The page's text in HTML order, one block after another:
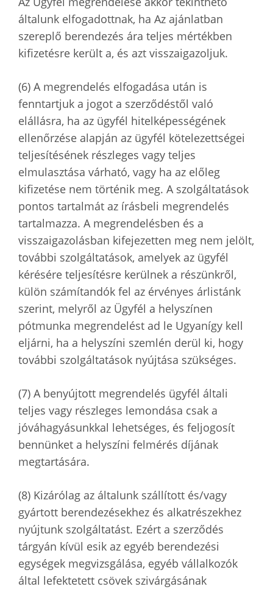
általunk elfogadottnak, ha Az ajánlatban
szereplő berendezés ára teljes mértékben
kifizetésre került a, és azt visszaigazoljuk.
(6) A megrendelés elfogadása után is
fenntartjuk a jogot a szerződéstől való
elállásra, ha az ügyfél hitelképességének
ellenőrzése alapján az ügyfél kötelezettségei
teljesítésének részleges vagy teljes
elmulasztása várható, vagy ha az előleg
kifizetése nem történik meg. A szolgáltatások
pontos tartalmát az írásbeli megrendelés
tartalmazza. A megrendelésben és a
visszaigazolásban kifejezetten meg nem jelölt,
további szolgáltatások, amelyek az ügyfél
kérésére teljesítésre kerülnek a részünkről,
külön számítandók fel az érvényes árlistánk
szerint, melyről az Ügyfél a helyszínen
pótmunka megrendelést ad le Ugyanígy kell
eljárni, ha a helyszíni szemlén derül ki, hogy
további szolgáltatások nyújtása szükséges.
(7) A benyújtott megrendelés ügyfél általi
teljes vagy részleges lemondása csak a
jóváhagyásunkkal lehetséges, és feljogosít
bennünket a helyszíni felmérés díjának
megtartására.
(8) Kizárólag az általunk szállított és/vagy
gyártott berendezésekhez és alkatrészekhez
nyújtunk szolgáltatást. Ezért a szerződés
tárgyán kívül esik az egyéb berendezési
egységek megvizsgálása, egyéb vállalkozók
által lefektetett csövek szivárgásának